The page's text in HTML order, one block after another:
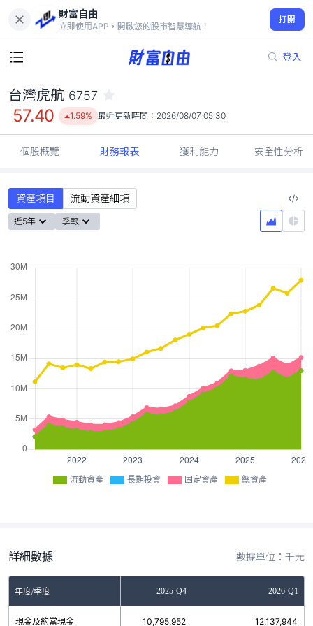
財富自由
立即使用APP，開啟您的股市智慧導航！
打開
登入
57.40
1.59%
台灣虎航 6757
57.40 1.59% 最近更新時間： 2026/08/07 05:30
個股概覽 財務報表 獲利能力 安全性分析
資產項目 流動資產細項
近5年 季報
流動資產 長期投資 固定資產 總資產
詳細數據 數據單位：千元
年度/季度2025-Q3 2025-Q4 2026-Q1
現金及約當現金
11,908,991 10,795,952 12,137,944